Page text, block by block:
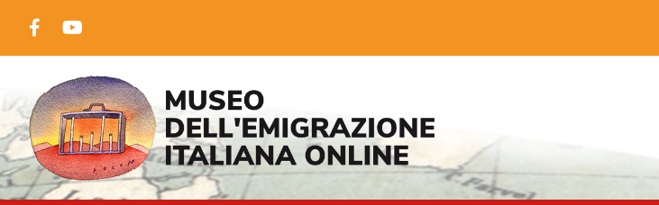
conținut
FacebookYouTube